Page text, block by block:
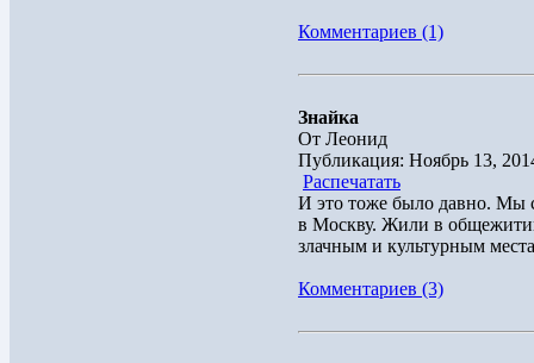
Комментариев (1)
Знайка
От Леонид
Публикация: Ноябрь 13,
Распечатать
И это тоже было давно. Мы
в Москву. Жили в
злачным и культурным
Комментариев (3)